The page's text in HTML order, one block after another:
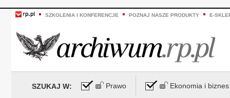
SZKOLENIA I KONFERENCJE POZNAJ NASZE PRODUKTY E-
SZUKAJ W: Prawo Ekonomia i biznes